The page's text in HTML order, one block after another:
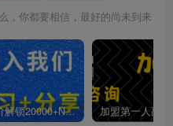
，你都要相信，最好的尚未到来
白菜价解锁20000+N个赚钱机会，加入第一人副业终点站会员，全站资源免费学习。